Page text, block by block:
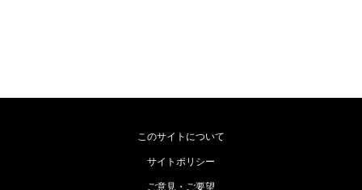
このサイトについて
サイトポリシー
ご意見・ご要望